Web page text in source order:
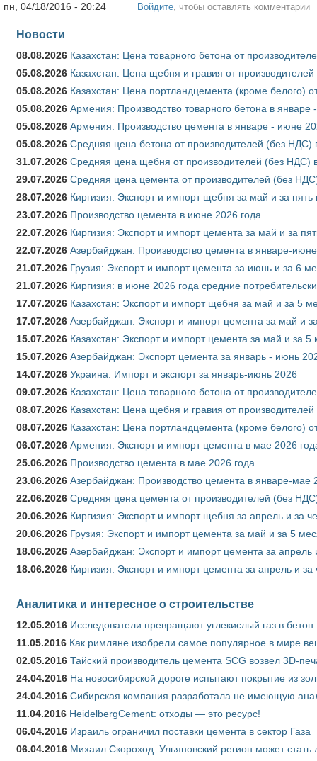
пн, 04/18/2016 - 20:24 Войдите , чтобы оставлять комментарии
Новости
08.08.2026 Казахстан: Цена товарного бетона от
05.08.2026 Казахстан: Цена щебня и гравия от
05.08.2026 Казахстан: Цена портландцемента (кроме белого)
05.08.2026 Армения: Производство товарного бетона в январе
05.08.2026 Армения: Производство цемента в январе - июне
05.08.2026 Средняя цена бетона от производителей (без НДС)
31.07.2026 Средняя цена щебня от производителей (без НДС)
29.07.2026 Средняя цена цемента от производителей (без
28.07.2026 Киргизия: Экспорт и импорт щебня за май и за
23.07.2026 Производство цемента в июне 2026 года
22.07.2026 Киргизия: Экспорт и импорт цемента за май и за
22.07.2026 Азербайджан: Производство цемента в январе-
21.07.2026 Грузия: Экспорт и импорт цемента за июнь и за 6
21.07.2026 Киргизия: в июне 2026 года средние
17.07.2026 Казахстан: Экспорт и импорт щебня за май и за 5
17.07.2026 Азербайджан: Экспорт и импорт цемента за май и
15.07.2026 Казахстан: Экспорт и импорт цемента за май и за
15.07.2026 Азербайджан: Экспорт цемента за январь - июнь
14.07.2026 Украина: Импорт и экспорт за январь-июнь 2026
09.07.2026 Казахстан: Цена товарного бетона от
08.07.2026 Казахстан: Цена щебня и гравия от
08.07.2026 Казахстан: Цена портландцемента (кроме белого)
06.07.2026 Армения: Экспорт и импорт цемента в мае 2026
25.06.2026 Производство цемента в мае 2026 года
23.06.2026 Азербайджан: Производство цемента в январе-мае
22.06.2026 Средняя цена цемента от производителей (без
20.06.2026 Киргизия: Экспорт и импорт щебня за апрель и за
20.06.2026 Грузия: Экспорт и импорт цемента за май и за 5
18.06.2026 Азербайджан: Экспорт и импорт цемента за
18.06.2026 Киргизия: Экспорт и импорт цемента за апрель и
Аналитика и интересное о строительстве
12.05.2016 Исследователи превращают углекислый газ в бетон
11.05.2016 Как римляне изобрели самое популярное в мире
02.05.2016 Тайский производитель цемента SCG возвел 3D-
24.04.2016 На новосибирской дороге испытают покрытие из
24.04.2016 Сибирская компания разработала не имеющую
11.04.2016 HeidelbergCement: отходы — это ресурс!
06.04.2016 Израиль ограничил поставки цемента в сектор Газа
06.04.2016 Михаил Скороход: Ульяновский регион может